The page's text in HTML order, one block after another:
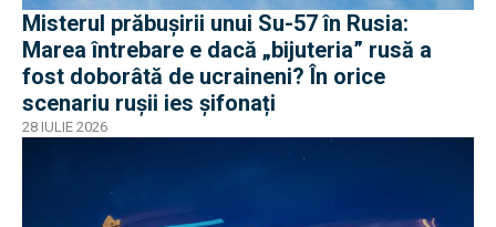
Misterul prăbușirii unui Su-57 în Rusia:
Marea întrebare e dacă „bijuteria” rusă a
fost doborâtă de ucraineni? În orice
scenariu rușii ies șifonați
28 IULIE 2026